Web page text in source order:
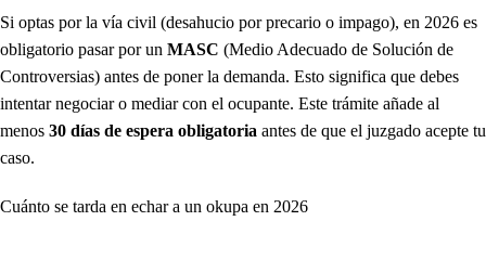
Si optas por la vía civil (desahucio por precario o impago), en 2026 es
obligatorio pasar por un MASC (Medio Adecuado de Solución de
Controversias) antes de poner la demanda. Esto significa que debes
intentar negociar o mediar con el ocupante. Este trámite añade al
menos 30 días de espera obligatoria antes de que el juzgado acepte tu
caso.
Cuánto se tarda en echar a un okupa en 2026